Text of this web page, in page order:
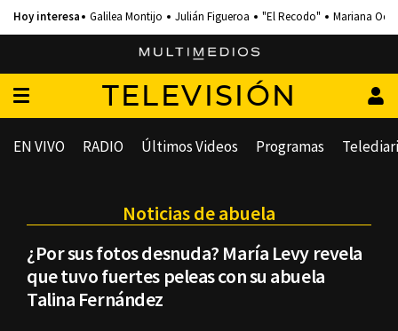
Galilea Montijo Julián Figueroa "El Recodo" Mariana
TELEVISIÓN
EN VIVO RADIO Últimos Videos Programas
Noticias de abuela
¿Por sus fotos desnuda? María Levy revela
que tuvo fuertes peleas con su abuela
Talina Fernández